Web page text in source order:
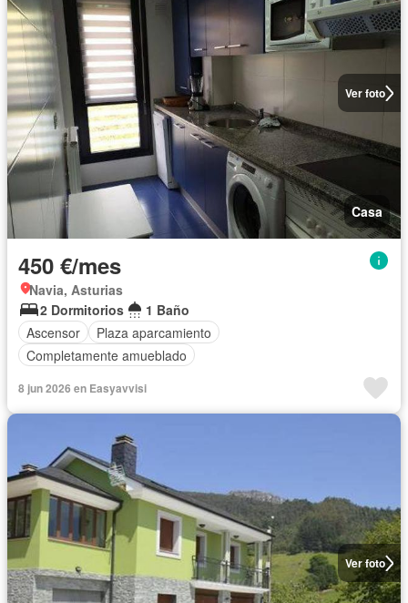
Ver foto
Casa
450 €/mes
Navia, Asturias
2 Dormitorios
1 Baño
Ascensor
Plaza aparcamiento
Completamente amueblado
8 jun 2026 en Easyavvisi
Ver foto